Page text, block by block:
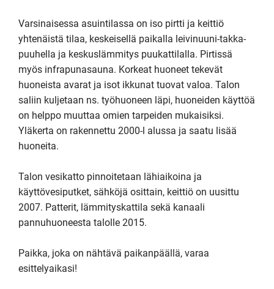
Varsinaisessa asuintilassa on iso pirtti ja keittiö
yhtenäistä tilaa, keskeisellä paikalla leivinuuni-takka-
puuhella ja keskuslämmitys puukattilalla. Pirtissä
myös infrapunasauna. Korkeat huoneet tekevät
huoneista avarat ja isot ikkunat tuovat valoa. Talon
saliin kuljetaan ns. työhuoneen läpi, huoneiden käyttöä
on helppo muuttaa omien tarpeiden mukaisiksi.
Yläkerta on rakennettu 2000-l alussa ja saatu lisää
huoneita.
Talon vesikatto pinnoitetaan lähiaikoina ja
käyttövesiputket, sähköjä osittain, keittiö on uusittu
2007. Patterit, lämmityskattila sekä kanaali
pannuhuoneesta talolle 2015.
Paikka, joka on nähtävä paikanpäällä, varaa
esittelyaikasi!